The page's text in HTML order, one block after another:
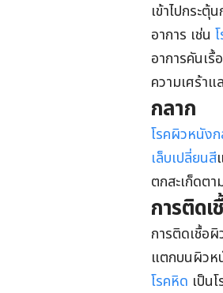
เข้าไปกระตุ้
อาการ เช่น
อาการคันเ
ความเศร้า
กลาก
โรคผิวหนัง
เล็บเปลี่ยนสี
ตกสะเก็ดตา
การติดเ
การติดเชื้อ
แตกบนผิวห
โรคหิด เป็น